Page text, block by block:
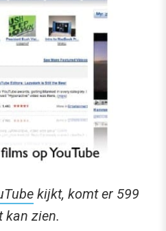
kijkt, komt er 599
kan zien.